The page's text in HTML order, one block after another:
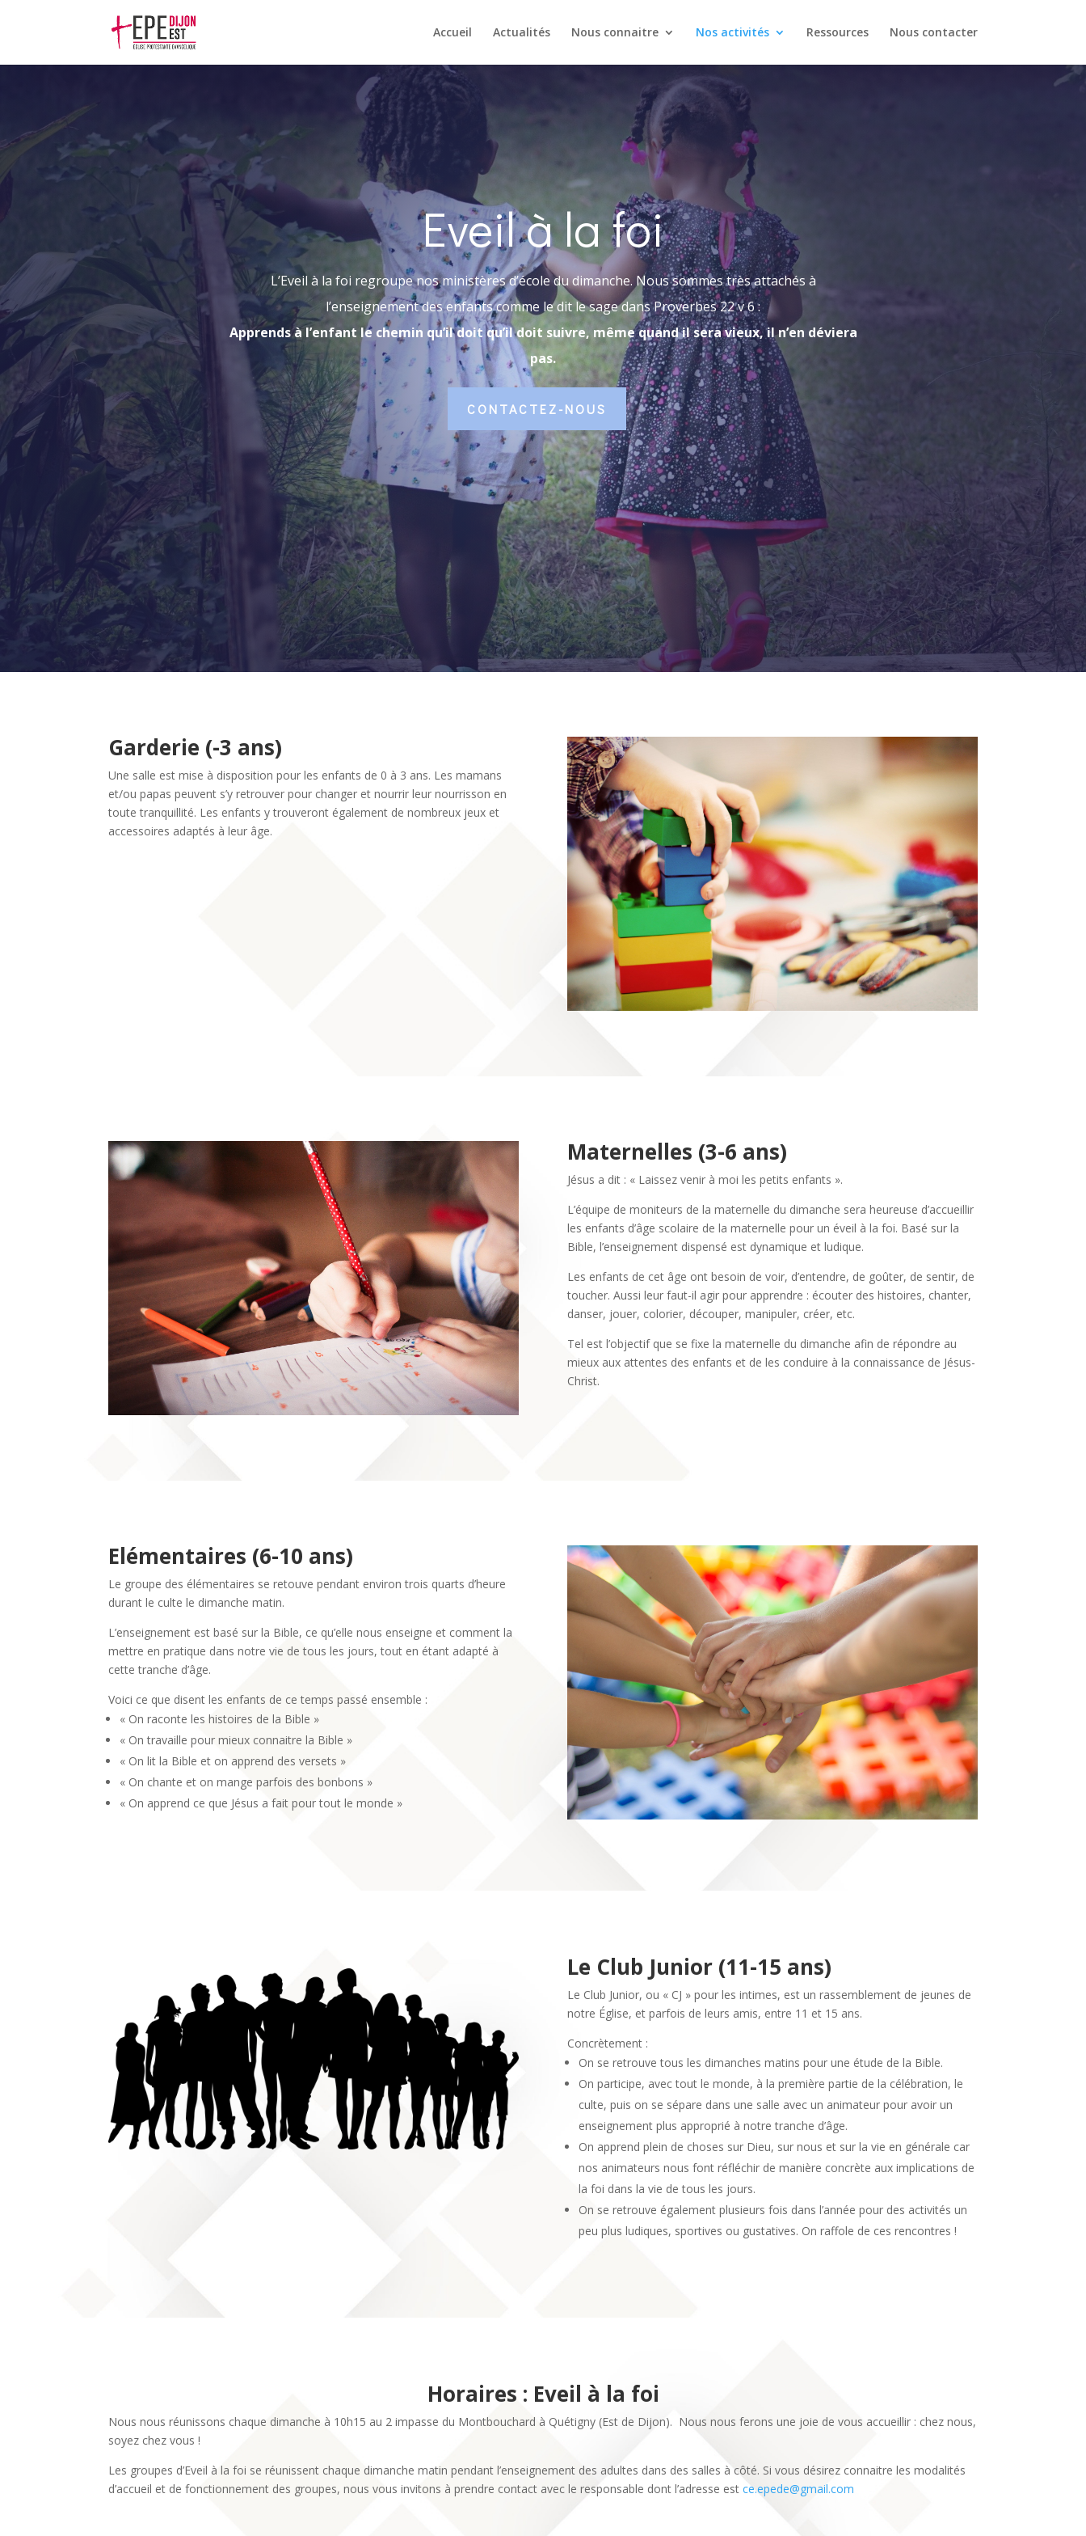
Accueil Actualités Nous connaitre Nos activités Ressources Nous contacter
Eveil à la foi
L’Eveil à la foi regroupe nos ministères d’école du dimanche. Nous sommes très attachés à
l’enseignement des enfants comme le dit le sage dans Proverbes 22 v 6 :
Apprends à l’enfant le chemin qu’il doit qu’il doit suivre, même quand il sera vieux, il n’en déviera
pas.
CONTACTEZ-NOUS
Garderie (-3 ans)
Une salle est mise à disposition pour les enfants de 0 à 3 ans. Les mamans
et/ou papas peuvent s’y retrouver pour changer et nourrir leur nourrisson en
toute tranquillité. Les enfants y trouveront également de nombreux jeux et
accessoires adaptés à leur âge.
Maternelles (3-6 ans)
Jésus a dit : « Laissez venir à moi les petits enfants ».
L’équipe de moniteurs de la maternelle du dimanche sera heureuse d’accueillir
les enfants d’âge scolaire de la maternelle pour un éveil à la foi. Basé sur la
Bible, l’enseignement dispensé est dynamique et ludique.
Les enfants de cet âge ont besoin de voir, d’entendre, de goûter, de sentir, de
toucher. Aussi leur faut-il agir pour apprendre : écouter des histoires, chanter,
danser, jouer, colorier, découper, manipuler, créer, etc.
Tel est l’objectif que se fixe la maternelle du dimanche afin de répondre au
mieux aux attentes des enfants et de les conduire à la connaissance de Jésus-
Christ.
Elémentaires (6-10 ans)
Le groupe des élémentaires se retouve pendant environ trois quarts d’heure
durant le culte le dimanche matin.
L’enseignement est basé sur la Bible, ce qu’elle nous enseigne et comment la
mettre en pratique dans notre vie de tous les jours, tout en étant adapté à
cette tranche d’âge.
Voici ce que disent les enfants de ce temps passé ensemble :
« On raconte les histoires de la Bible »
« On travaille pour mieux connaitre la Bible »
« On lit la Bible et on apprend des versets »
« On chante et on mange parfois des bonbons »
« On apprend ce que Jésus a fait pour tout le monde »
Le Club Junior (11-15 ans)
Le Club Junior, ou « CJ » pour les intimes, est un rassemblement de jeunes de
notre Église, et parfois de leurs amis, entre 11 et 15 ans.
Concrètement :
On se retrouve tous les dimanches matins pour une étude de la Bible.
On participe, avec tout le monde, à la première partie de la célébration, le
culte, puis on se sépare dans une salle avec un animateur pour avoir un
enseignement plus approprié à notre tranche d’âge.
On apprend plein de choses sur Dieu, sur nous et sur la vie en générale car
nos animateurs nous font réfléchir de manière concrète aux implications de
la foi dans la vie de tous les jours.
On se retrouve également plusieurs fois dans l’année pour des activités un
peu plus ludiques, sportives ou gustatives. On raffole de ces rencontres !
Horaires : Eveil à la foi
Nous nous réunissons chaque dimanche à 10h15 au 2 impasse du Montbouchard à Quétigny (Est de Dijon). Nous nous ferons une joie de vous accueillir : chez nous,
soyez chez vous !
Les groupes d’Eveil à la foi se réunissent chaque dimanche matin pendant l’enseignement des adultes dans des salles à côté. Si vous désirez connaitre les modalités
d’accueil et de fonctionnement des groupes, nous vous invitons à prendre contact avec le responsable dont l’adresse estce.epede@gmail.com